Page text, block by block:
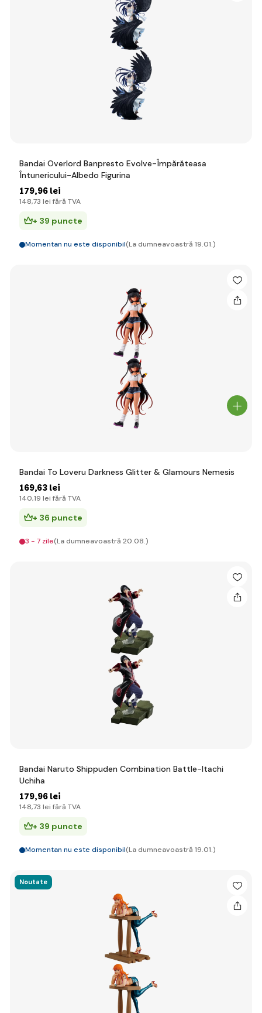
Bandai Overlord Banpresto Evolve-Împărăteasa
Întunericului-Albedo Figurina
179,96 lei
148,73 lei fără TVA
+ 39 puncte
Momentan nu este disponibil(La dumneavoastră 19.01.)
Bandai To Loveru Darkness Glitter & Glamours Nemesis
169,63 lei
140,19 lei fără TVA
+ 36 puncte
3 - 7 zile(La dumneavoastră 20.08.)
Bandai Naruto Shippuden Combination Battle-Itachi
Uchiha
179,96 lei
148,73 lei fără TVA
+ 39 puncte
Momentan nu este disponibil(La dumneavoastră 19.01.)
Noutate